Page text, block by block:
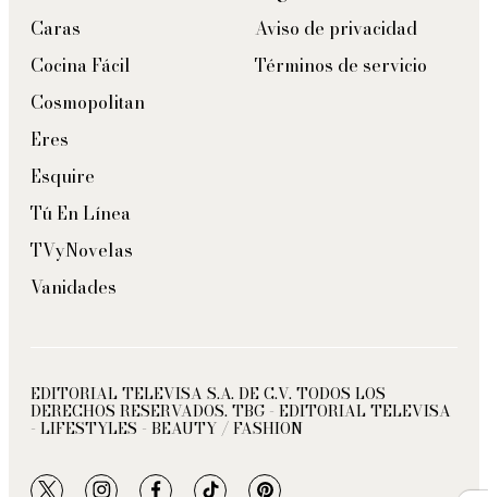
Caras
Cocina Fácil
Cosmopolitan
Eres
Esquire
Tú En Línea
TVyNovelas
Vanidades
Aviso de privacidad
Términos de servicio
EDITORIAL TELEVISA S.A. DE C.V. TODOS LOS
DERECHOS RESERVADOS. TBG - EDITORIAL TELEVISA
- LIFESTYLES - BEAUTY / FASHION